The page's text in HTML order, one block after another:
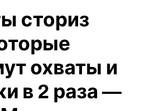
сториз
охваты и
в 2 раза —